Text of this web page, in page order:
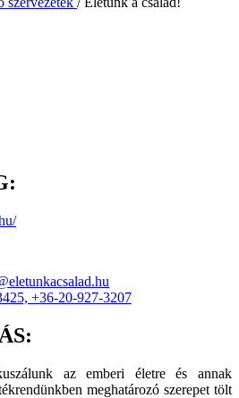
+36-20-927-3207
az emberi életre és annak
meghatározó szerepet tölt